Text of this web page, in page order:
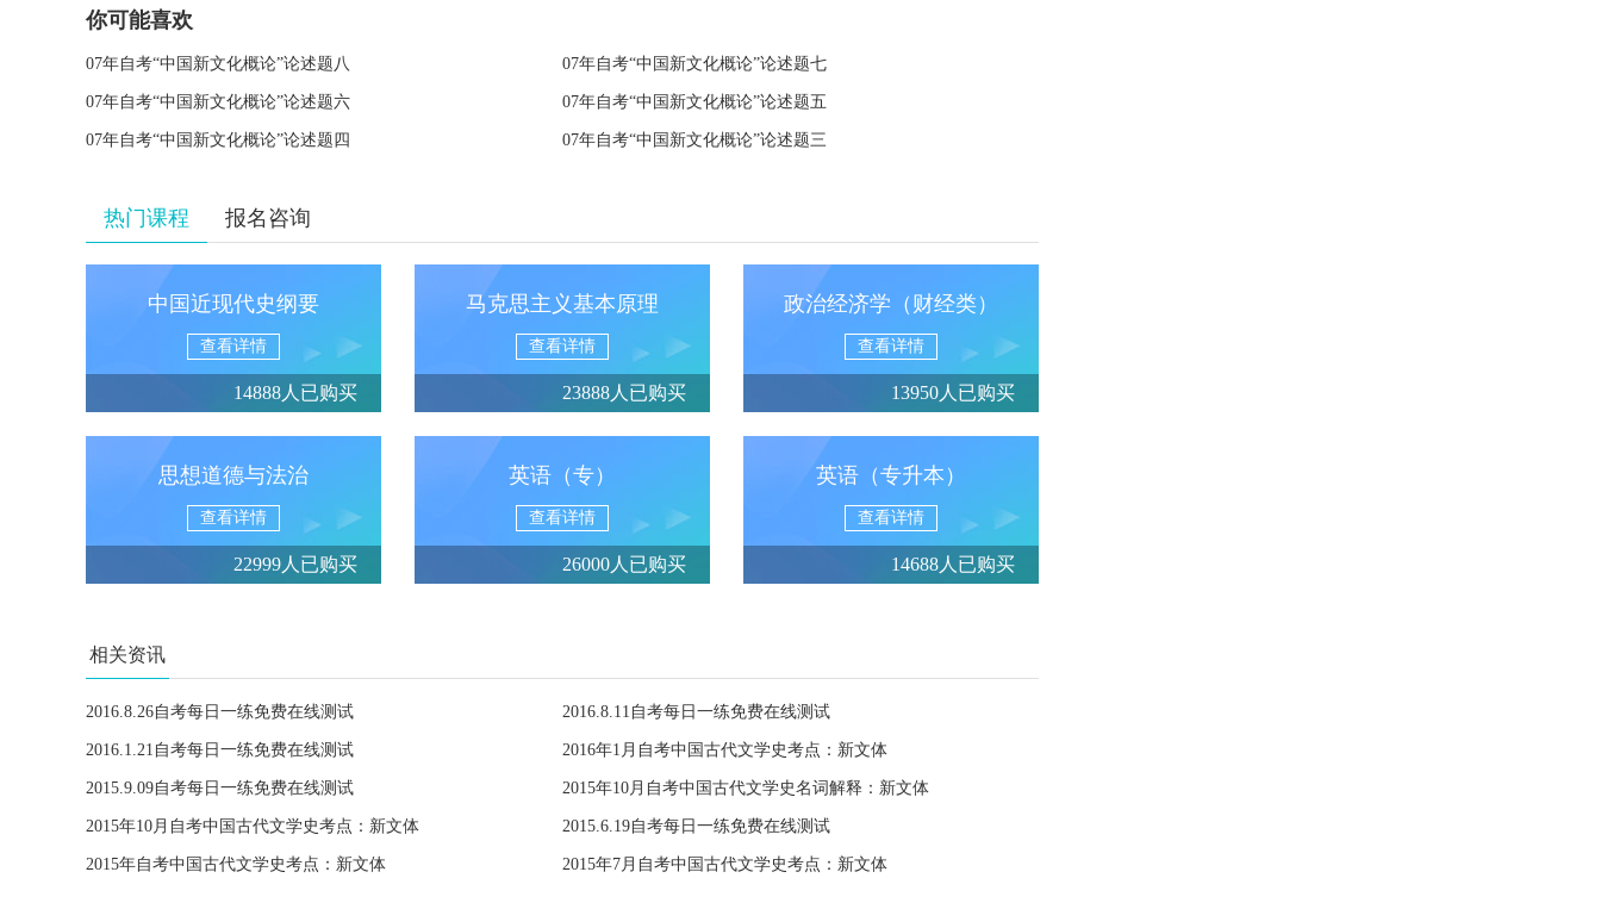
你可能喜欢
07年自考“中国新文化概论”论述题八 07年自考“中国新文化概论”论述题七
07年自考“中国新文化概论”论述题六 07年自考“中国新文化概论”论述题五
07年自考“中国新文化概论”论述题四 07年自考“中国新文化概论”论述题三
热门课程 报名咨询
中国近现代史纲要
查看详情
14888人已购买
马克思主义基本原理
查看详情
23888人已购买
政治经济学（财经类）
查看详情
13950人已购买
思想道德与法治
查看详情
22999人已购买
英语（专）
查看详情
26000人已购买
英语（专升本）
查看详情
14688人已购买
相关资讯
2016.8.26自考每日一练免费在线测试 2016.8.11自考每日一练免费在线测试
2016.1.21自考每日一练免费在线测试 2016年1月自考中国古代文学史考点：新文体
2015.9.09自考每日一练免费在线测试 2015年10月自考中国古代文学史名词解释：新文体
2015年10月自考中国古代文学史考点：新文体 2015.6.19自考每日一练免费在线测试
2015年自考中国古代文学史考点：新文体 2015年7月自考中国古代文学史考点：新文体